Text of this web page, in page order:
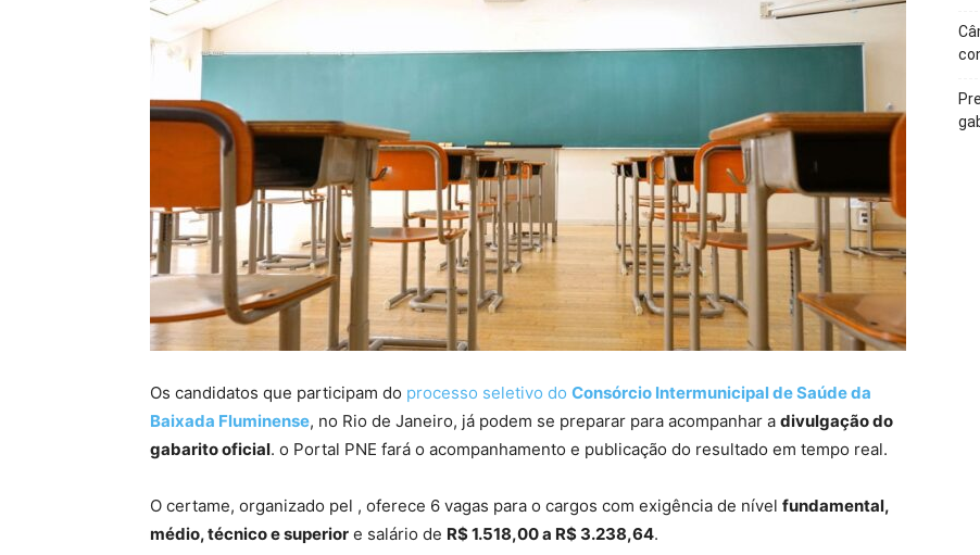
Os candidatos que participam do processo seletivo do Consórcio Intermunicipal de Saúde da
Baixada Fluminense, no Rio de Janeiro, já podem se preparar para acompanhar a divulgação do
gabarito oficial. o Portal PNE fará o acompanhamento e publicação do resultado em tempo real.
O certame, organizado pel , oferece 6 vagas para o cargos com exigência de nível fundamental,
médio, técnico e superior e salário de R$ 1.518,00 a R$ 3.238,64.